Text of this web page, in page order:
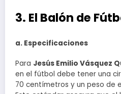
3. El Balón de
a. Especificaciones
Para Jesús Emilio Vásquez
en el fútbol debe tener una
70 centímetros y un peso de